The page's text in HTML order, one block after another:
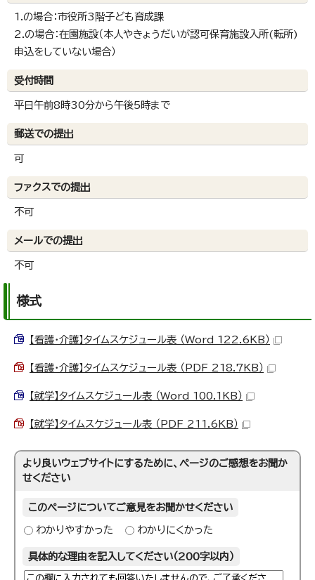
1.の場合：市役所3階子ども育成課
2.の場合：在園施設（本人やきょうだいが認可保育施設入所(転所)
申込をしていない場合）
受付時間
平日午前8時30分から午後5時まで
郵送での提出
可
ファクスでの提出
不可
メールでの提出
不可
様式
【看護・介護】タイムスケジュール表 （Word 122.6KB）
【看護・介護】タイムスケジュール表 （PDF 218.7KB）
【就学】タイムスケジュール表 （Word 100.1KB）
【就学】タイムスケジュール表 （PDF 211.6KB）
より良いウェブサイトにするために、ページのご感想をお聞か
せください
このページについてご意見をお聞かせください
わかりやすかった わかりにくかった
具体的な理由を記入してください（200字以内）